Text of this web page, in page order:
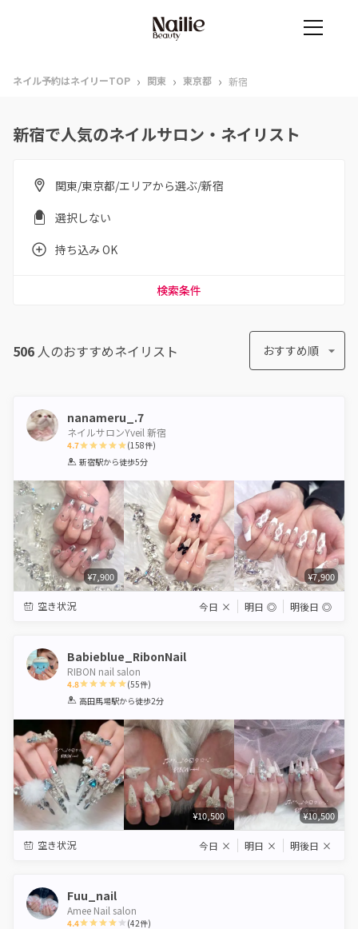
ネイル予約はネイリーTOP › 関東 › 東京都 › 新宿
新宿で人気のネイルサロン・ネイリスト
関東/東京都/エリアから選ぶ/新宿
選択しない
持ち込み OK
検索条件
506 人のおすすめネイリスト おすすめ順
nanameru_.7
ネイルサロンYveil 新宿
4.7
1 2 3 4 5
(158件)
新宿駅から徒歩5分
¥7,900 ¥7,900
空き状況 今日 × 明日 ◎ 明後日 ◎
Babieblue_RibonNail
RIBON nail salon
4.8
1 2 3 4 5
(55件)
高田馬場駅から徒歩2分
¥10,500 ¥10,500
空き状況 今日 × 明日 × 明後日 ×
Fuu_nail
Amee Nail salon
4.4 (42件)